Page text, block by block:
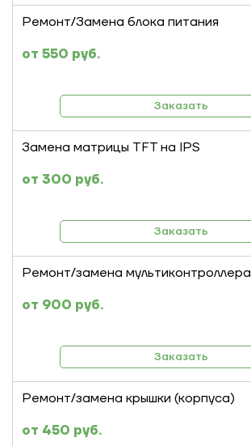
Ремонт/Замена блока питания
550 руб.
Заказать
Замена матрицы TFT на IPS
300 руб.
Заказать
Ремонт/замена мультиконтроллера
900 руб.
Заказать
Ремонт/замена крышки (корпуса)
450 руб.